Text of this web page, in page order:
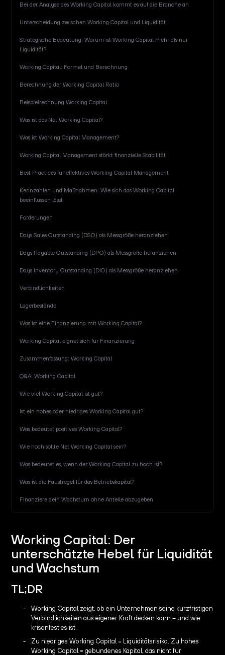
Bei der Analyse des Working Capital kommt es auf die Branche an
Unterscheidung zwischen Working Capital und Liquidität
Strategische Bedeutung: Warum ist Working Capital mehr als nur
Liquidität?
Working Capital: Formel und Berechnung
Berechnung der Working Capital Ratio
Beispielrechnung Working Capital
Was ist das Net Working Capital?
Was ist Working Capital Management?
Working Capital Management stärkt finanzielle Stabilität
Best Practices für effektives Working Capital Management
Kennzahlen und Maßnahmen: Wie sich das Working Capital
beeinflussen lässt
Forderungen
Days Sales Outstanding (DSO) als Messgröße heranziehen
Days Payable Outstanding (DPO) als Messgröße heranziehen
Days Inventory Outstanding (DIO) als Messgröße heranziehen
Verbindlichkeiten
Lagerbestände
Was ist eine Finanzierung mit Working Capital?
Working Capital eignet sich für Finanzierung
Zusammenfassung: Working Capital
Q&A: Working Capital
Wie viel Working Capital ist gut?
Ist ein hohes oder niedriges Working Capital gut?
Was bedeutet positives Working Capital?
Wie hoch sollte Net Working Capital sein?
Was bedeutet es, wenn der Working Capital zu hoch ist?
Was ist die Faustregel für das Betriebskapital?
Finanziere dein Wachstum ohne Anteile abzugeben
Working Capital: Der
unterschätzte Hebel für Liquidität
und Wachstum
TL;DR
Working Capital zeigt, ob ein Unternehmen seine kurzfristigen
Verbindlichkeiten aus eigener Kraft decken kann – und wie
krisenfest es ist.
Zu niedriges Working Capital = Liquiditätsrisiko. Zu hohes
Working Capital = gebundenes Kapital, das nicht für